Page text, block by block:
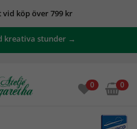
köp över 799 kr
kreativa stunder →
0 0